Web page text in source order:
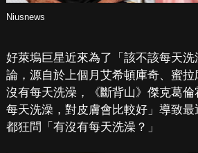
Niusnews
好萊塢巨星近來為了「該不該每天
論，源自於上個月艾希頓庫奇、蜜
沒有每天洗澡，《斷背山》傑克葛倫
每天洗澡，對皮膚會比較好」導致
都狂問「有沒有每天洗澡？」